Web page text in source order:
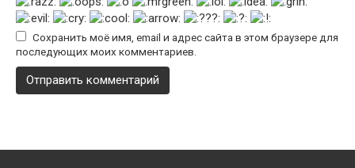
Сохранить моё имя, email и адрес сайта в этом браузере для
последующих моих комментариев.